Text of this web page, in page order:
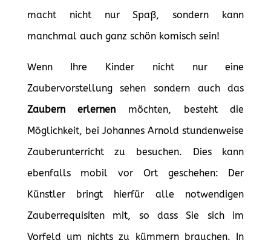
macht nicht nur Spaß, sondern kann
manchmal auch ganz schön komisch sein!
Wenn Ihre Kinder nicht nur eine
Zaubervorstellung sehen sondern auch das
Zaubern erlernen möchten, besteht die
Möglichkeit, bei Johannes Arnold stundenweise
Zauberunterricht zu besuchen. Dies kann
ebenfalls mobil vor Ort geschehen: Der
Künstler bringt hierfür alle notwendigen
Zauberrequisiten mit, so dass Sie sich im
Vorfeld um nichts zu kümmern brauchen. In